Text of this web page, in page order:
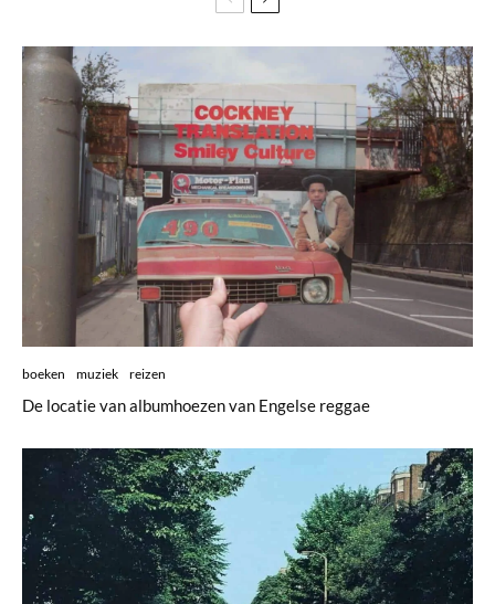
boeken muziek reizen
De locatie van albumhoezen van Engelse reggae